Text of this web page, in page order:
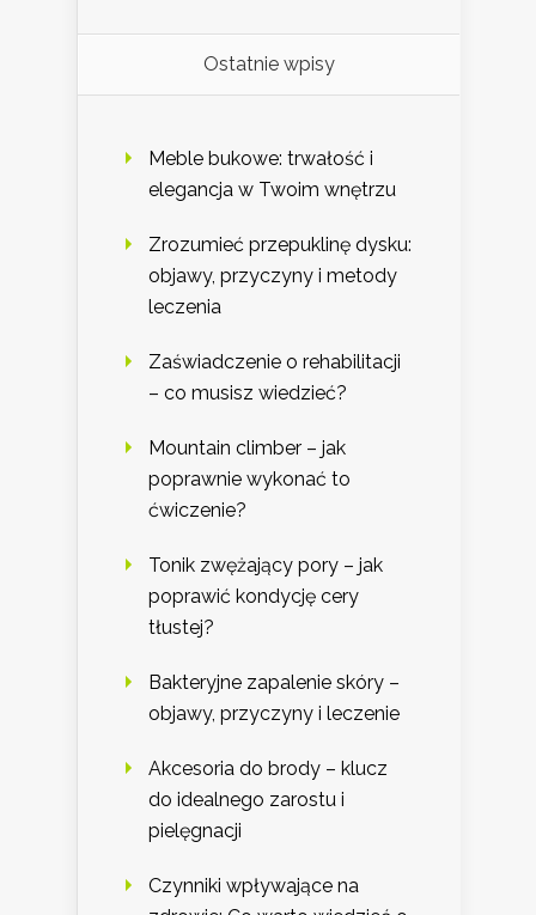
Ostatnie wpisy
Meble bukowe: trwałość i
elegancja w Twoim wnętrzu
Zrozumieć przepuklinę dysku:
objawy, przyczyny i metody
leczenia
Zaświadczenie o rehabilitacji
– co musisz wiedzieć?
Mountain climber – jak
poprawnie wykonać to
ćwiczenie?
Tonik zwężający pory – jak
poprawić kondycję cery
tłustej?
Bakteryjne zapalenie skóry –
objawy, przyczyny i leczenie
Akcesoria do brody – klucz
do idealnego zarostu i
pielęgnacji
Czynniki wpływające na